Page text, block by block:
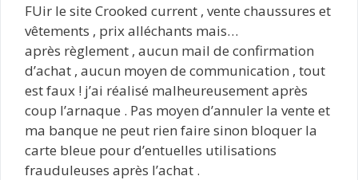
FUir le site Crooked current , vente chaussures et
vêtements , prix alléchants mais…
après règlement , aucun mail de confirmation
d’achat , aucun moyen de communication , tout
est faux ! j’ai réalisé malheureusement après
coup l’arnaque . Pas moyen d’annuler la vente et
ma banque ne peut rien faire sinon bloquer la
carte bleue pour d’entuelles utilisations
frauduleuses après l’achat .